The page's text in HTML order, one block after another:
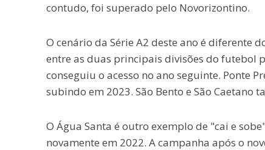
contudo, foi superado pelo Novorizontino.
O cenário da Série A2 deste ano é diferente
entre as duas principais divisões do futebol
conseguiu o acesso no ano seguinte. Ponte
subindo em 2023. São Bento e São Caetano
O Água Santa é outro exemplo de "cai e
novamente em 2022. A campanha após o